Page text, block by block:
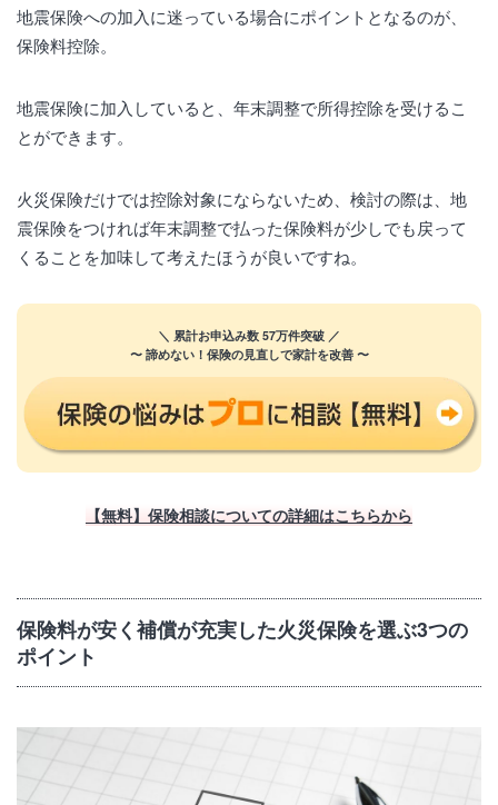
地震保険への加入に迷っている場合にポイントとなるのが、
保険料控除。
地震保険に加入していると、年末調整で所得控除を受けるこ
とができます。
火災保険だけでは控除対象にならないため、検討の際は、地
震保険をつければ年末調整で払った保険料が少しでも戻って
くることを加味して考えたほうが良いですね。
＼ 累計お申込み数 57万件突破 ／
〜 諦めない！保険の見直しで家計を改善 〜
【無料】保険相談についての詳細はこちらから
保険料が安く補償が充実した火災保険を選ぶ3つの
ポイント